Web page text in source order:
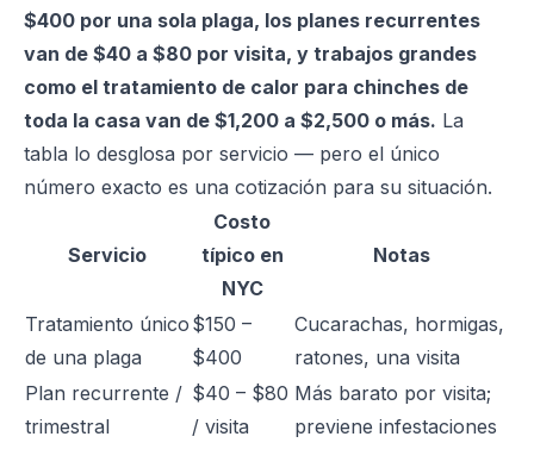
$400 por una sola plaga, los planes recurrentes
van de $40 a $80 por visita, y trabajos grandes
como el tratamiento de calor para chinches de
toda la casa van de $1,200 a $2,500 o más. La
tabla lo desglosa por servicio — pero el único
número exacto es una cotización para su situación.
Servicio
Costo
típico en
NYC
Notas
Tratamiento único
de una plaga
$150 –
$400
Cucarachas, hormigas,
ratones, una visita
Plan recurrente /
trimestral
$40 – $80
/ visita
Más barato por visita;
previene infestaciones